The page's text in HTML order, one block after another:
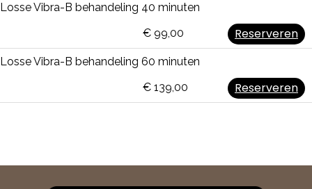
Losse Vibra-B behandeling 40 minuten
Reserveren
€ 99,00
Losse Vibra-B behandeling 60 minuten
Reserveren
€ 139,00